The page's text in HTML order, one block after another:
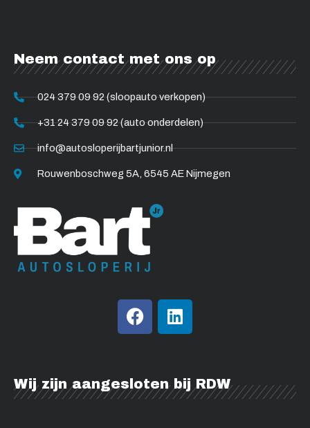
Neem contact met ons op
024 379 09 92 (sloopauto verkopen)
+31 24 379 09 92 (auto onderdelen)
info@autosloperijbartjunior.nl
Rouwenboschweg 5A, 6545 AE Nijmegen
F
a
b
o
L
i
e
d
Wij zijn aangesloten bij RDW